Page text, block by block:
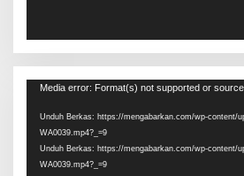
Pemutar
Media error: Format(s) not supported or
Unduh Berkas: https://mengabarkan.com/wp-content/
WA0039.mp4?_=9
Unduh Berkas: https://mengabarkan.com/wp-content/
WA0039.mp4?_=9